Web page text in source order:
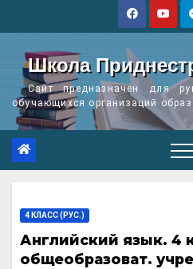
Школа
Сайт предназначен для
обучающихся организаций
4 КЛАСС (РУС.)
Английский язык. 4
общеобразоват.